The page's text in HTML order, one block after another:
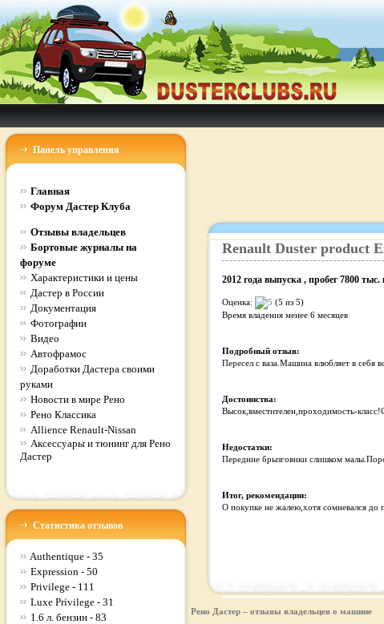
Панель управления
Главная
Форум Дастер Клуба
Отзывы владельцев
Бортовые журналы на
форуме
Характеристики и цены
Дастер в России
Документация
Фотографии
Видео
Автофрамос
Доработки Дастера своими
руками
Новости в мире Рено
Рено Классика
Allience Renault-Nissan
Аксессуары и тюнинг для Рено
Дастер
Статистика отзывов
Authentique - 35
Expression - 50
Privilege - 111
Luxe Privilege - 31
1.6 л. бензин - 83
Renault Duster product
2012 года выпуска, пробег 7800 тыс.
Оценка:
(5 из 5)
Время владения менее 6 месяцев
Подробный отзыв:
Пересел с ваза.Машина влюбляет в себя
Достоинства:
Высок,вместителен,проходимость-
Недостатки:
Передние брызговики слишком
Итог, рекомендации:
О покупке не жалею,хотя сомневался до
Рено Дастер – отзывы владельцев о машине